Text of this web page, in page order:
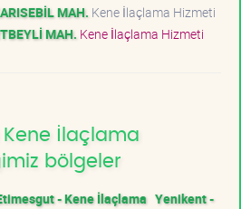
MAH. Kene İlaçlama Hizmeti
MAH. Kene İlaçlama Hizmeti
İlaçlama
bölgeler
- Kene İlaçlama Yenikent -